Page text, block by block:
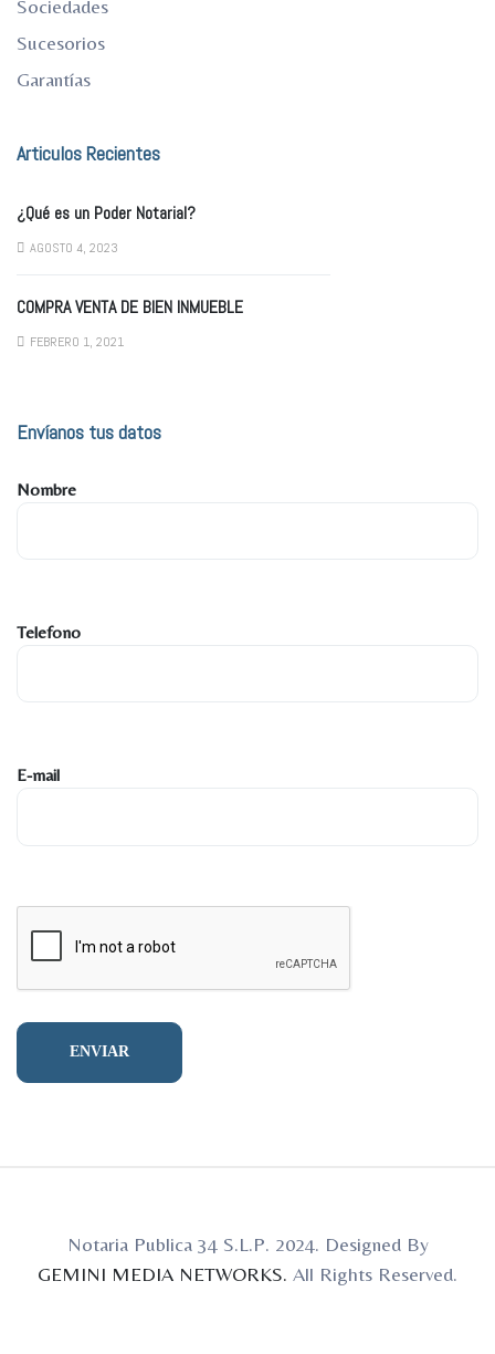
Sociedades
Sucesorios
Garantías
Articulos Recientes
¿Qué es un Poder Notarial?
AGOSTO 4, 2023
COMPRA VENTA DE BIEN INMUEBLE
FEBRERO 1, 2021
Envíanos tus datos
Nombre
Telefono
E-mail
Notaria Publica 34 S.L.P. 2024. Designed By
GEMINI MEDIA NETWORKS. All Rights Reserved.